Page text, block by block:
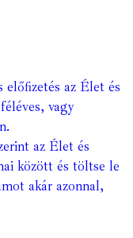
előfizetés az Élet és
vagy
az Élet és
között és töltse le
akár azonnal,